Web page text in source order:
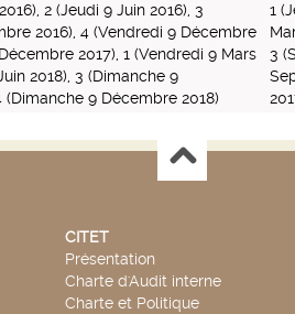
2 (Jeudi 9 Juin 2016), 3
2016), 4 (Vendredi 9 Décembre
2017), 1 (Vendredi 9 Mars
2018), 3 (Dimanche 9
(Dimanche 9 Décembre 2018)
1
3
CITET
Présentation
Charte d'Audit interne
Charte et Politique